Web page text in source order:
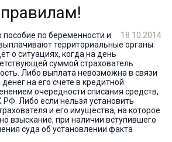
правилам!
18.10.2014
пособие по беременности и
территориальные органы
о ситуациях, когда на день
суммой страхователь
Либо выплата невозможна в связи
на его счете в кредитной
очередности списания средств,
Либо если нельзя установить
и его имущества, на которое
взыскание, при наличии вступившего
суда об установлении факта